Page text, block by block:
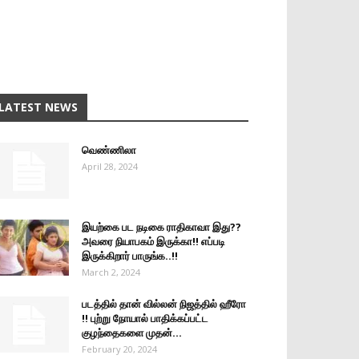
NEWS
வெண்ணிலா
April 28, 2024
இயற்கை பட நடிகை ராதிகாவா இது??
அவரை நியாபகம் இருக்கா!! எப்படி
இருக்கிறார் பாருங்க..!!
March 2, 2024
படத்தில் தான் வில்லன் நிஜத்தில் ஹீரோ
!! புற்று நோயால் பாதிக்கப்பட்ட
குழந்தைகளை முதன்...
February 20, 2024